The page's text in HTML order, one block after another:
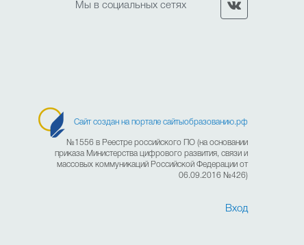
Мы в социальных сетях
Сайт создан на портале сайтыобразованию.рф
№1556 в Реестре российского ПО (на основании
приказа Министерства цифрового развития, связи и
массовых коммуникаций Российской Федерации от
06.09.2016 №426)
Вход